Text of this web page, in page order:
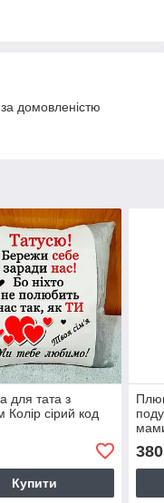
домовленістю
для тата з
Колір сірий код
Купити
380